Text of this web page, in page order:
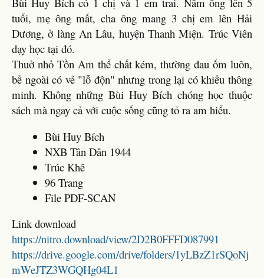
tuổi, mẹ ông mất, cha ông mang 3 chị em lên Hải
Dương, ở làng An Lâu, huyện Thanh Miện. Trúc Viên
dạy học tại đó.
Thuở nhỏ Tồn Am thể chất kém, thường đau ốm luôn,
bề ngoài có vẻ "lỗ độn" nhưng trong lại có khiếu thông
minh. Không những Bùi Huy Bích chóng học thuộc
sách mà ngay cả với cuộc sống cũng tỏ ra am hiểu.
Bùi Huy Bích
NXB Tân Dân 1944
Trúc Khê
96 Trang
File PDF-SCAN
Link download
https://nitro.download/view/2D2B0FFFD087991
https://drive.google.com/drive/folders/1yLBzZ1rSQoNj
mWeJTZ3WGQHg04L1